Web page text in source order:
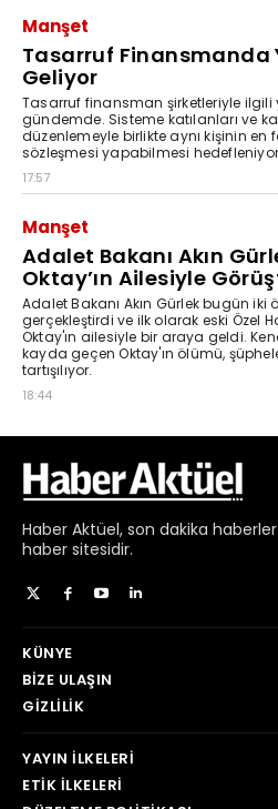
Haber Aktüel, son dakika haberler
haber sitesidir.
KÜNYE
BIZE ULAŞIN
GIZLILIK
YAYIN İLKELERI
ETIK İLKELERI